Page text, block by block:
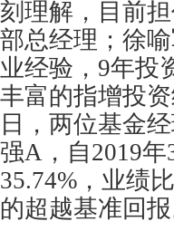
刻理解，目前
部总经理；徐
业经验，9年投
丰富的指增投
日，两位基金
强A，自2019
35.74%，业绩
的超越基准回报